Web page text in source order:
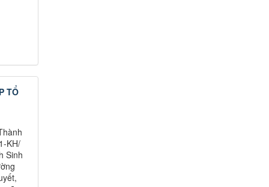
TỔ
KH/
Sinh